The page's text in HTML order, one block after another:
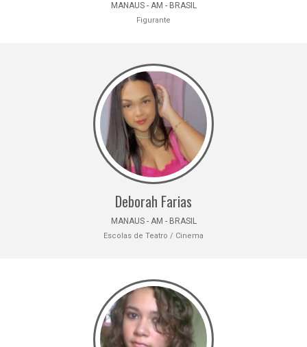
MANAUS - AM - BRASIL
Figurante
Deborah Farias
MANAUS - AM - BRASIL
Escolas de Teatro / Cinema